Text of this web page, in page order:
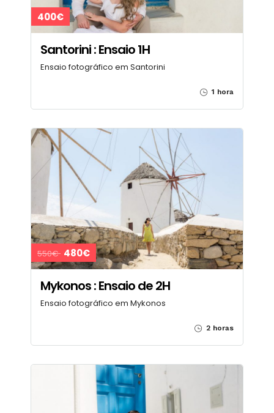
400€
Santorini : Ensaio 1H
Ensaio fotográfico em Santorini
1 hora
550€ 480€
Mykonos : Ensaio de 2H
Ensaio fotográfico em Mykonos
2 horas